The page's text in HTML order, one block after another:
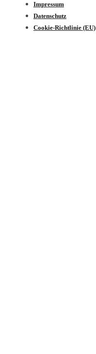
Impressum
Datenschutz­
Cookie-Richtlinie (EU)